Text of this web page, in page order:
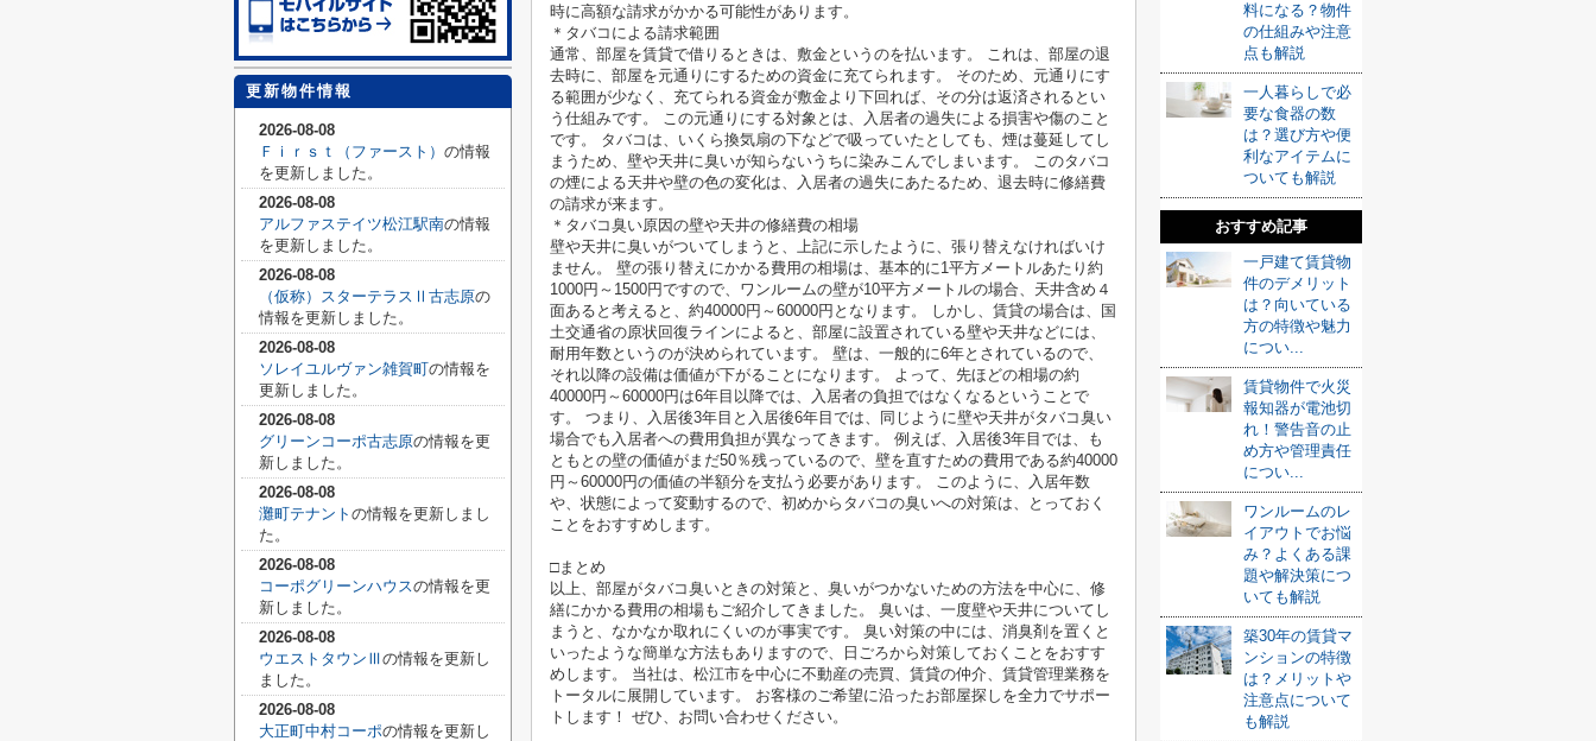
時に高額な請求がかかる可能性があります。
＊タバコによる請求範囲
通常、部屋を賃貸で借りるときは、敷金というのを払います。 これは、部屋の退
去時に、部屋を元通りにするための資金に充てられます。 そのため、元通りにす
る範囲が少なく、充てられる資金が敷金より下回れば、その分は返済されるとい
う仕組みです。 この元通りにする対象とは、入居者の過失による損害や傷のこと
です。 タバコは、いくら換気扇の下などで吸っていたとしても、煙は蔓延してし
まうため、壁や天井に臭いが知らないうちに染みこんでしまいます。 このタバコ
の煙による天井や壁の色の変化は、入居者の過失にあたるため、退去時に修繕費
の請求が来ます。
＊タバコ臭い原因の壁や天井の修繕費の相場
壁や天井に臭いがついてしまうと、上記に示したように、張り替えなければいけ
ません。 壁の張り替えにかかる費用の相場は、基本的に1平方メートルあたり約
1000円～1500円ですので、ワンルームの壁が10平方メートルの場合、天井含め４
面あると考えると、約40000円～60000円となります。 しかし、賃貸の場合は、国
土交通省の原状回復ラインによると、部屋に設置されている壁や天井などには、
耐用年数というのが決められています。 壁は、一般的に6年とされているので、
それ以降の設備は価値が下がることになります。 よって、先ほどの相場の約
40000円～60000円は6年目以降では、入居者の負担ではなくなるということで
す。 つまり、入居後3年目と入居後6年目では、同じように壁や天井がタバコ臭い
場合でも入居者への費用負担が異なってきます。 例えば、入居後3年目では、も
ともとの壁の価値がまだ50％残っているので、壁を直すための費用である約40000
円～60000円の価値の半額分を支払う必要があります。 このように、入居年数
や、状態によって変動するので、初めからタバコの臭いへの対策は、とっておく
ことをおすすめします。
□まとめ
以上、部屋がタバコ臭いときの対策と、臭いがつかないための方法を中心に、修
繕にかかる費用の相場もご紹介してきました。 臭いは、一度壁や天井についてし
まうと、なかなか取れにくいのが事実です。 臭い対策の中には、消臭剤を置くと
いったような簡単な方法もありますので、日ごろから対策しておくことをおすす
めします。 当社は、松江市を中心に不動産の売買、賃貸の仲介、賃貸管理業務を
トータルに展開しています。 お客様のご希望に沿ったお部屋探しを全力でサポー
トします！ ぜひ、お問い合わせください。
料になる？物件
の仕組みや注意
点も解説
一人暮らしで必
要な食器の数
は？選び方や便
利なアイテムに
ついても解説
おすすめ記事
一戸建て賃貸物
件のデメリット
は？向いている
方の特徴や魅力
につい...
賃貸物件で火災
報知器が電池切
れ！警告音の止
め方や管理責任
につい...
ワンルームのレ
イアウトでお悩
み？よくある課
題や解決策につ
いても解説
築30年の賃貸マ
ンションの特徴
は？メリットや
注意点について
も解説
更新物件情報
2026-08-08
Ｆｉｒｓｔ（ファースト） の情報
を更新しました。
2026-08-08
アルファステイツ松江駅南の情報
を更新しました。
2026-08-08
（仮称）スターテラスⅡ古志原の
情報を更新しました。
2026-08-08
ソレイユルヴァン雑賀町の情報を
更新しました。
2026-08-08
グリーンコーポ古志原の情報を更
新しました。
2026-08-08
灘町テナント の情報を更新しまし
た。
2026-08-08
コーポグリーンハウスの情報を更
新しました。
2026-08-08
ウエストタウンⅢ の情報を更新し
ました。
2026-08-08
大正町中村コーポの情報を更新し